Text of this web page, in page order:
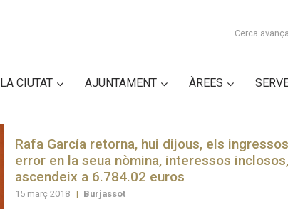
Cerca
LA CIUTAT AJUNTAMENT ÀREES
Rafa García retorna, hui dijous, els
error en la seua nòmina, interessos
ascendeix a 6.784.02 euros
15 març 2018 | Burjassot